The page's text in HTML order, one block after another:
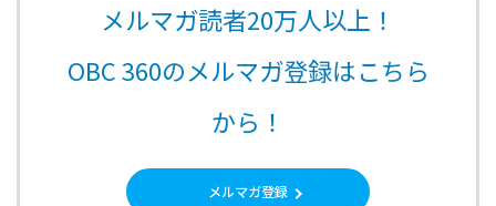
メルマガ読者20万人以上！
OBC 360のメルマガ登録はこちら
から！
メルマガ登録